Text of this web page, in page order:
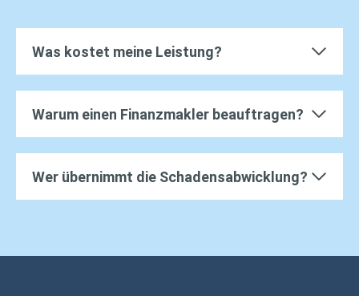
Was kostet meine Leistung?
Warum einen Finanzmakler beauftragen?
Wer übernimmt die Schadensabwicklung?